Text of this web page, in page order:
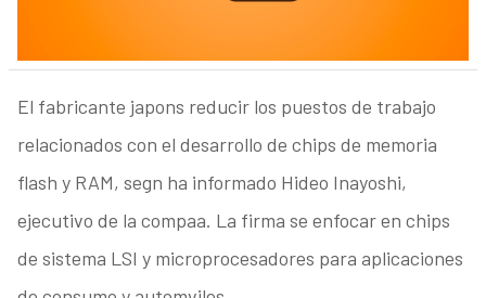
El fabricante japons reducir los puestos de trabajo
relacionados con el desarrollo de chips de memoria
flash y RAM, segn ha informado Hideo Inayoshi,
ejecutivo de la compaa. La firma se enfocar en chips
de sistema LSI y microprocesadores para aplicaciones